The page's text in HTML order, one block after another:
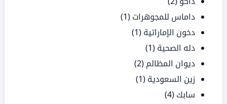
داماس للمجوهرات (1)
دخون الإماراتية (1)
دله الصحية (1)
ديوان المظالم (2)
زين السعودية (1)
سابك (4)